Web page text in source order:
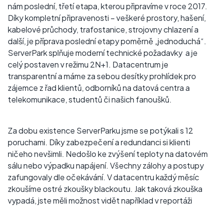
nám poslední, třetí etapa, kterou připravíme v roce 2017.
Díky kompletní připravenosti – veškeré prostory, hašení,
kabelové průchody, trafostanice, strojovny chlazení a
další, je příprava poslední etapy poměrně „jednoduchá“.
ServerPark splňuje moderní technické požadavky a je
celý postaven v režimu 2N+1. Datacentrum je
transparentní a máme za sebou desítky prohlídek pro
zájemce z řad klientů, odborníků na datová centra a
telekomunikace, studentů či našich fanoušků.
Za dobu existence ServerParku jsme se potýkali s 12
poruchami. Díky zabezpečení a redundanci si klienti
ničeho nevšimli. Nedošlo ke zvýšení teploty na datovém
sálu nebo výpadku napájení. Všechny zálohy a postupy
zafungovaly dle očekávání. V datacentru každý měsíc
zkoušíme ostré zkoušky blackoutu. Jak taková zkouška
vypadá, jste měli možnost vidět například v reportáži